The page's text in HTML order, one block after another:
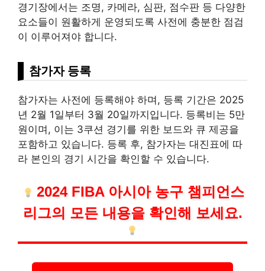
경기장에서는 조명, 카메라, 심판, 점수판 등 다양한
요소들이 원활하게 운영되도록 사전에 충분한 점검
이 이루어져야 합니다.
참가자 등록
참가자는 사전에 등록해야 하며, 등록 기간은 2025
년 2월 1일부터 3월 20일까지입니다. 등록비는 5만
원이며, 이는 3쿠션 경기를 위한 보드와 큐 제공을
포함하고 있습니다. 등록 후, 참가자는 대진표에 따
라 본인의 경기 시간을 확인할 수 있습니다.
2024 FIBA 아시아 농구 챔피언스
리그의 모든 내용을 확인해 보세요.